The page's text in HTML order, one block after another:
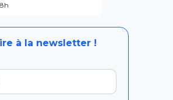
à la newsletter !